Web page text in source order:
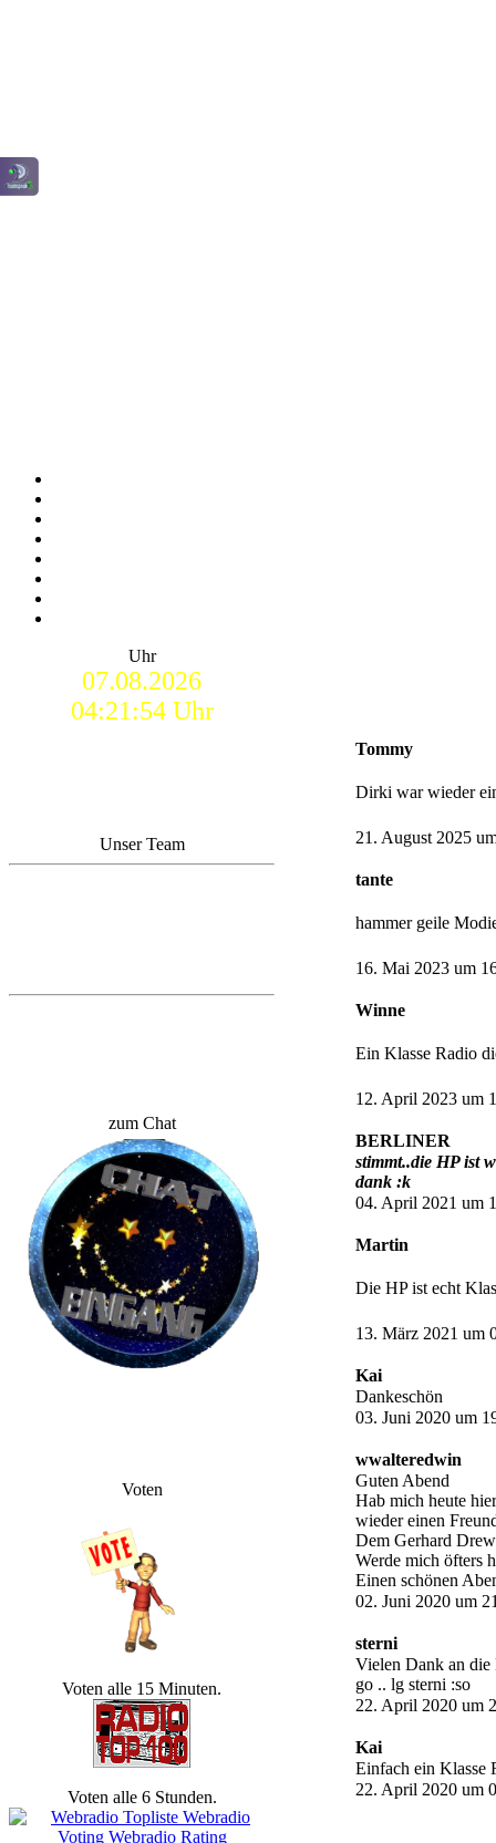
Uhr
07.08.2026
04:21:55 Uhr
Unser Team
zum Chat
Voten
Voten alle 15 Minuten.
Voten alle 6 Stunden.
Tommy
Dirki war wieder
21. August 2025
tante
hammer geile
16. Mai 2023 um
Winne
Ein Klasse Radio
12. April 2023 um
BERLINER
stimmt..die HP ist
dank :k
04. April 2021 um
Martin
Die HP ist echt
13. März 2021 um
Kai
Dankeschön
03. Juni 2020 um
wwalteredwin
Guten Abend
Hab mich heute
wieder einen
Dem Gerhard
Werde mich öfters
Einen schönen
02. Juni 2020 um
sterni
Vielen Dank an die
go .. lg sterni :so
22. April 2020 um
Kai
Einfach ein Klasse
22. April 2020 um